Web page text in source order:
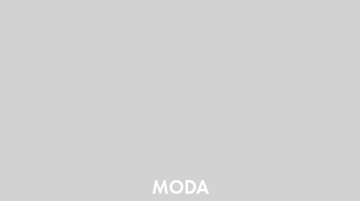
MODA